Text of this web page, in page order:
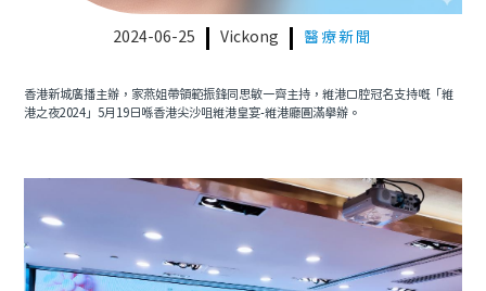
2024-06-25 Vickong 醫療新聞
香港新城廣播主辦，家燕姐帶領範振鋒同思敏一齊主持，維港口腔冠名支持嘅「維
港之夜2024」5月19日喺香港尖沙咀維港皇宴-維港廳圓滿舉辦。